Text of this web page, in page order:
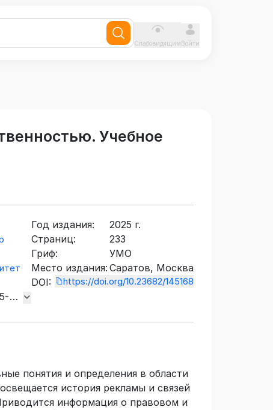
СлабовидящимВойти
Учебное
Год издания:
2025 г.
Страниц:
233
Гриф:
УМО
Место издания: Саратов, Москва
DOI:
https://doi.org/10.23682/145168
понятия и определения в области
история рекламы и связей
информация о правовом и